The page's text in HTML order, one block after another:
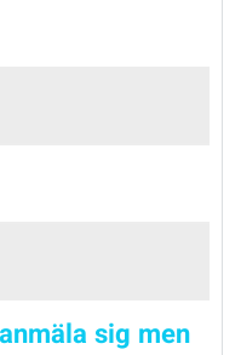
sig men